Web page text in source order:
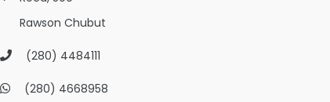
Rawson Chubut
(280) 4484111
(280) 4668958